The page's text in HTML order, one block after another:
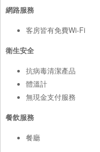
網路服務
客房皆有免費Wi-Fi
衛生安全
抗病毒清潔產品
體溫計
無現金支付服務
餐飲服務
餐廳